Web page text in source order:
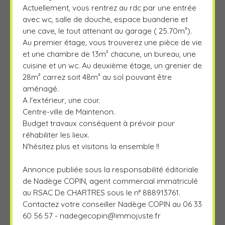
Actuellement, vous rentrez au rdc par une entrée
avec wc, salle de douche, espace buanderie et
une cave, le tout attenant au garage ( 25.70m²).
Au premier étage, vous trouverez une pièce de vie
et une chambre de 13m² chacune, un bureau, une
cuisine et un wc. Au deuxième étage, un grenier de
28m² carrez soit 48m² au sol pouvant être
aménagé.
A l'extérieur, une cour.
Centre-ville de Maintenon.
Budget travaux conséquent à prévoir pour
réhabiliter les lieux.
N'hésitez plus et visitons la ensemble !!
Annonce publiée sous la responsabilité éditoriale
de Nadège COPIN, agent commercial immatriculé
au RSAC De CHARTRES sous le n° 888913761.
Contactez votre conseiller Nadège COPIN au 06 33
60 56 57 - nadegecopin@immojuste.fr